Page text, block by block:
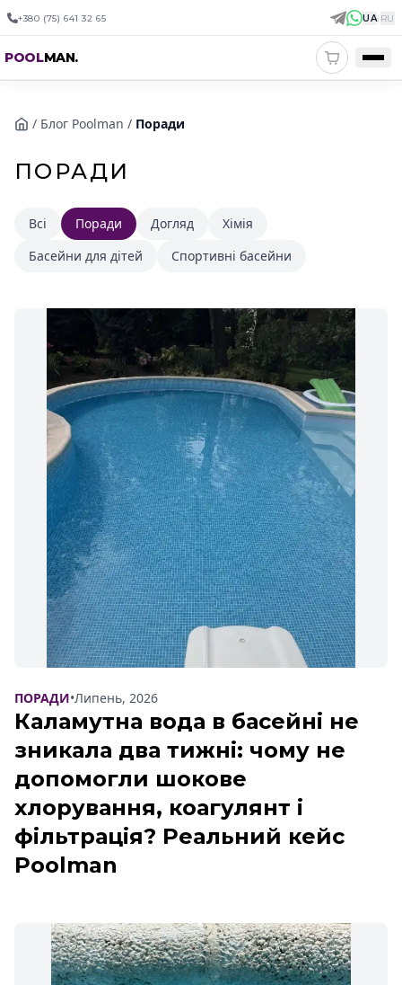
+380 (75) 641 32 65 UA| RU
POOLMAN.
/ Блог Poolman / Поради
ПОРАДИ
Всі Поради Догляд
Хімія
Басейни для дітей
Спортивні басейни
ПОРАДИ•Липень, 2026
Каламутна вода в басейні не
зникала два тижні: чому не
допомогли шокове
хлорування, коагулянт і
фільтрація? Реальний кейс
Poolman